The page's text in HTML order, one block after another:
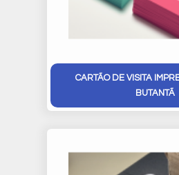
CARTÃO DE VISITA
BUTANTÃ